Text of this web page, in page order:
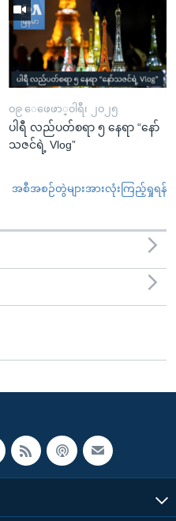
၀၉ ေဖေဖာ္၀ါရီ၊ ၂၀၂၅
ပါရီ လည်ပတ်စရာ ၅ နေရာ “နော်
သဇင်ရဲ့ Vlog”
အစီအစဉ်တွဲများအားလုံးကြည့်ရှုရန်